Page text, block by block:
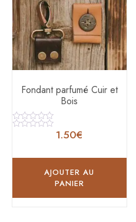
Fondant parfumé Cuir et
Bois
Note
5
1.50€
AJOUTER AU
PANIER